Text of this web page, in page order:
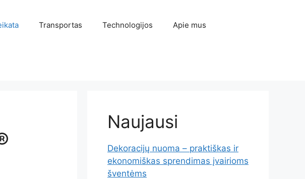
Transportas Technologijos Apie mus
Naujausi
Dekoracijų nuoma – praktiškas ir
ekonomiškas sprendimas įvairioms
šventėms